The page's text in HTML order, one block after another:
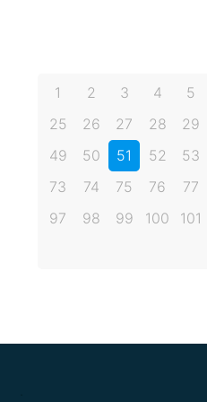
1 2 3 4 5
25
26 27 28 29
49
50 51 52 53
73
74 75 76 77
97
98 99 100 101